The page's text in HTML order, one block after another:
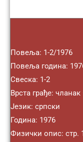
Повеља: 1-2/1976
Повеља година:
Свеска: 1-2
Врста грађе:
Језик: српски
Година: 1976
Физички опис: стр.